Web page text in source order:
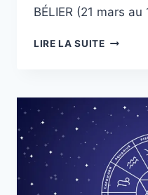
BÉLIER (21 mars
LIRE LA SUITE
POUR
TOUS
LES
SIGNES
DU